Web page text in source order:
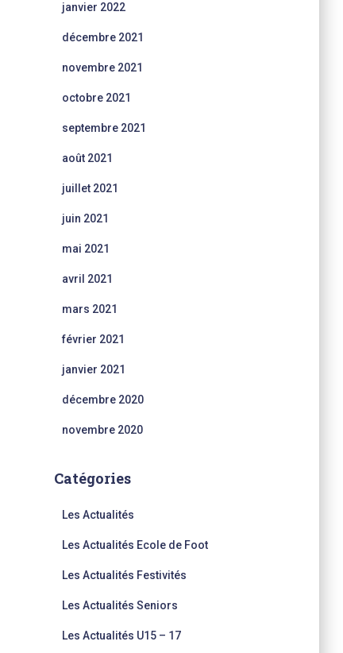
janvier 2022
décembre 2021
novembre 2021
octobre 2021
septembre 2021
août 2021
juillet 2021
juin 2021
mai 2021
avril 2021
mars 2021
février 2021
janvier 2021
décembre 2020
novembre 2020
Catégories
Les Actualités
Les Actualités Ecole de Foot
Les Actualités Festivités
Les Actualités Seniors
Les Actualités U15 – 17